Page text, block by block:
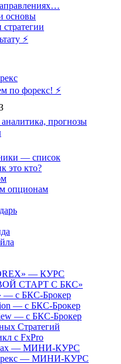
основы
⚡️
по форекс! ⚡
прогнозы
— список
это кто?
опционам
— КУРС
СТАРТ С БКС»
— с БКС-Брокер
— с БКС-Брокер
— с БКС-Брокер
Стратегий
с FxPro
— МИНИ-КУРС
— МИНИ-КУРС